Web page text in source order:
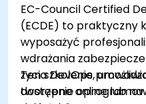
EC-Council Certified
(ECDE) to praktyczny
wyposażyć
wdrażania
życia DevOps,
tworzenie
Ten szkolenie
dostępne online lub